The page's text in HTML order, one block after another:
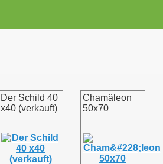
Der Schild 40
x40 (verkauft)
Chamäleon
50x70